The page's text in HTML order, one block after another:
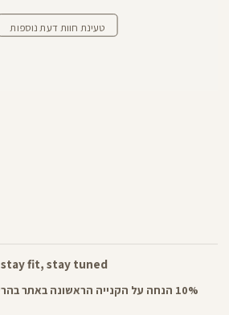
טעינת חוות דעת נוספות
stay fit, stay tuned
10% הנחה על הקנייה הראשונה באתר בהרשמה לניוזלטר שלנו